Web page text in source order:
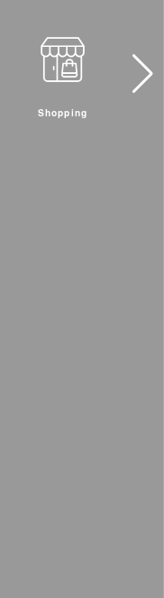
Actividades & Deportes